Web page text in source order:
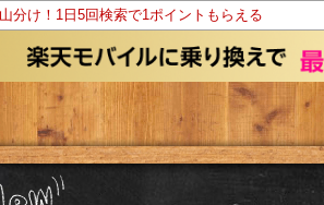
分け！1日5回検索で1ポイントもらえる